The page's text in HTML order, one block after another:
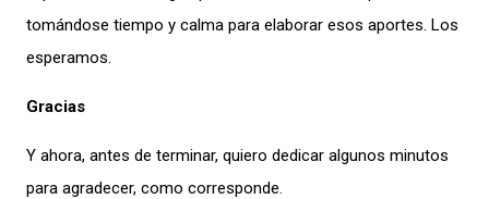
tomándose tiempo y calma para elaborar esos aportes. Los
esperamos.
Gracias
Y ahora, antes de terminar, quiero dedicar algunos minutos
para agradecer, como corresponde.